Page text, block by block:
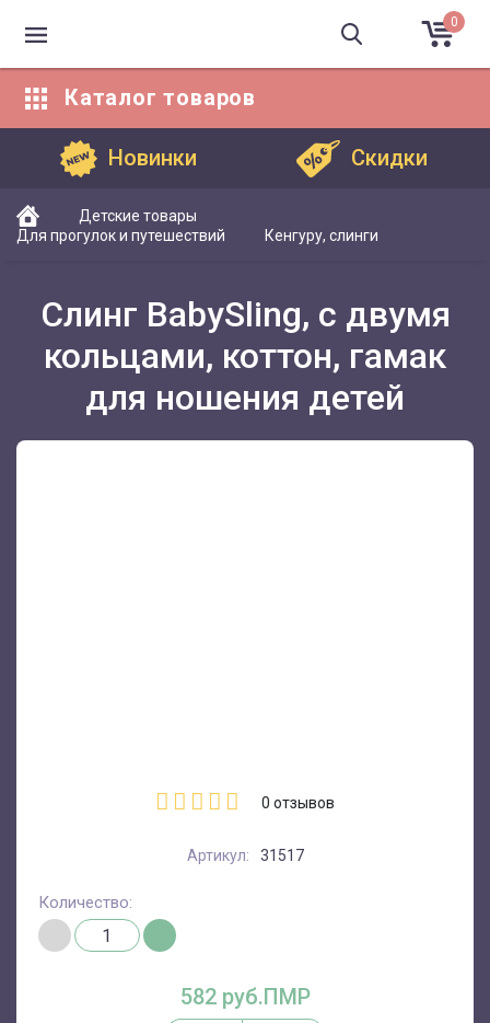
0
Каталог товаров
Новинки Скидки
Детские товары
Для прогулок и путешествий
Кенгуру, слинги
Слинг BabySling, с двумя
кольцами, коттон, гамак
для ношения детей
0 отзывов
Артикул: 31517
582 руб.ПМР
Количество: